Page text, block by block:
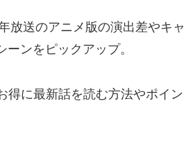
放送のアニメ版の演出差やキャ
ンをピックアップ。
得に最新話を読む方法やポイン